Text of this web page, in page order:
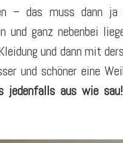
– das muss dann
und ganz nebenbei
und dann mit
und schöner eine
jedenfalls aus wie